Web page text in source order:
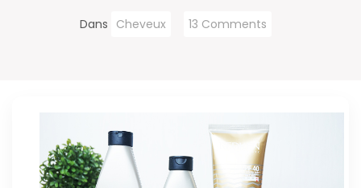
Dans Cheveux 13 Comments